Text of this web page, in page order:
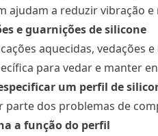
ajudam a reduzir vibração e
e guarnições de silicone
aquecidas,
para vedar e manter
um perfil de
parte dos problemas de
a função do perfil